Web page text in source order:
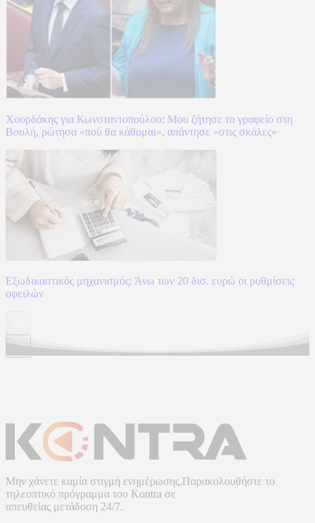
Χουρδάκης για Κωνσταντοπούλου: Μου ζήτησε το γραφείο στη
Βουλή, ρώτησα «πού θα κάθομαι», απάντησε «στις σκάλες»
Εξωδικαστικός μηχανισμός: Άνω των 20 δισ. ευρώ οι ρυθμίσεις
οφειλών
Μην χάνετε καμία στιγμή ενημέρωσης.Παρακολουθήστε το
τηλεοπτικό πρόγραμμα του Kontra σε
απευθείας μετάδοση 24/7.